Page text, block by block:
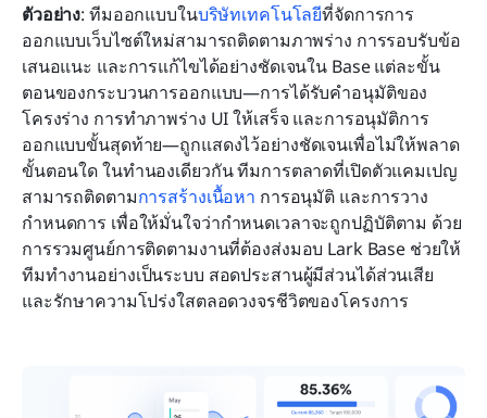
ตัวอย่าง: ทีมออกแบบในบริษัทเทคโนโลยีที่จัดการการ
ออกแบบเว็บไซต์ใหม่สามารถติดตามภาพร่าง การรอบรับข้อ
เสนอแนะ และการแก้ไขได้อย่างชัดเจนใน Base แต่ละขั้น
ตอนของกระบวนการออกแบบ—การได้รับคำอนุมัติของ
โครงร่าง การทำภาพร่าง UI ให้เสร็จ และการอนุมัติการ
ออกแบบขั้นสุดท้าย—ถูกแสดงไว้อย่างชัดเจนเพื่อไม่ให้พลาด
ขั้นตอนใด ในทำนองเดียวกัน ทีมการตลาดที่เปิดตัวแคมเปญ
สามารถติดตามการสร้างเนื้อหา การอนุมัติ และการวาง
กำหนดการ เพื่อให้มั่นใจว่ากำหนดเวลาจะถูกปฏิบัติตาม ด้วย
การรวมศูนย์การติดตามงานที่ต้องส่งมอบ Lark Base ช่วยให้
ทีมทำงานอย่างเป็นระบบ สอดประสานผู้มีส่วนได้ส่วนเสีย
และรักษาความโปร่งใสตลอดวงจรชีวิตของโครงการ